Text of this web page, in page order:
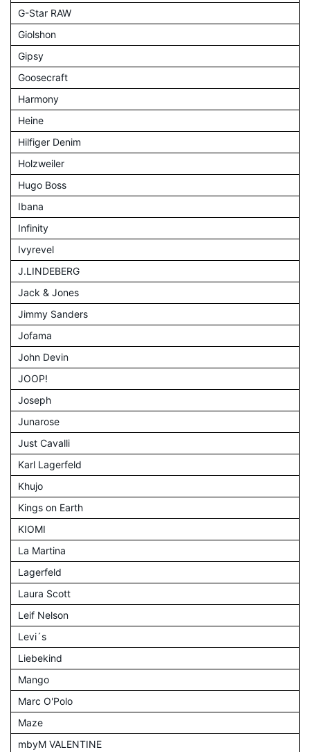
G-Star RAW
Giolshon
Gipsy
Goosecraft
Harmony
Heine
Hilfiger Denim
Holzweiler
Hugo Boss
Ibana
Infinity
Ivyrevel
J.LINDEBERG
Jack & Jones
Jimmy Sanders
Jofama
John Devin
JOOP!
Joseph
Junarose
Just Cavalli
Karl Lagerfeld
Khujo
Kings on Earth
KIOMI
La Martina
Lagerfeld
Laura Scott
Leif Nelson
Levi´s
Liebekind
Mango
Marc O'Polo
Maze
mbyM VALENTINE